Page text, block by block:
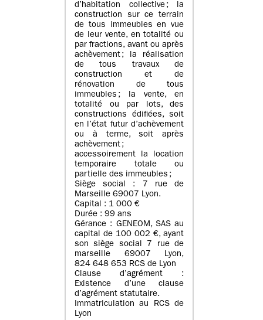
d’habitation collective ; la
construction sur ce terrain
de tous immeubles en vue
de leur vente, en totalité ou
par fractions, avant ou après
achèvement ; la réalisation
de tous travaux de
construction et de
rénovation de tous
immeubles ; la vente, en
totalité ou par lots, des
constructions édifiées, soit
en l’état futur d’achèvement
ou à terme, soit après
achèvement ;
accessoirement la location
temporaire totale ou
partielle des immeubles ;
Siège social : 7 rue de
Marseille 69007 Lyon.
Capital : 1 000 €
Durée : 99 ans
Gérance : GENEOM, SAS au
capital de 100 002 €, ayant
son siège social 7 rue de
marseille 69007 Lyon,
824 648 653 RCS de Lyon
Clause d’agrément :
Existence d’une clause
d’agrément statutaire.
Immatriculation au RCS de
Lyon